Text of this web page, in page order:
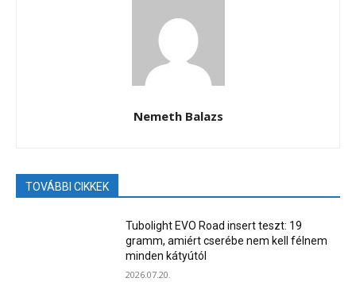
Nemeth Balazs
TOVÁBBI CIKKEK
Tubolight EVO Road insert teszt: 19
gramm, amiért cserébe nem kell félnem
minden kátyútól
2026.07.20.